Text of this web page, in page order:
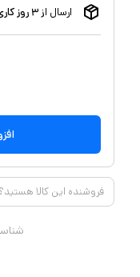
ارسال از ۳ روز
فروشنده این کالا هستید؟